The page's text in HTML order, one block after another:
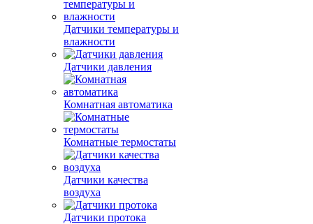
Датчики температуры и
влажности
Датчики давления
Комнатная автоматика
Комнатные термостаты
Датчики качества
воздуха
Датчики протока